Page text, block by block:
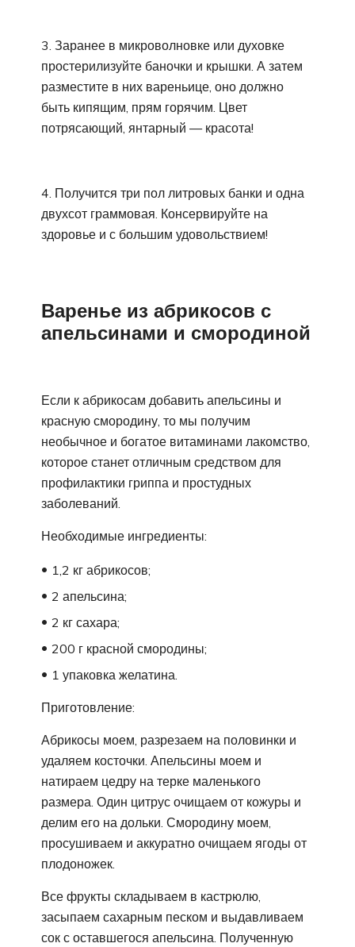
3. Заранее в микроволновке или духовке
простерилизуйте баночки и крышки. А затем
разместите в них вареньице, оно должно
быть кипящим, прям горячим. Цвет
потрясающий, янтарный — красота!
4. Получится три пол литровых банки и одна
двухсот граммовая. Консервируйте на
здоровье и с большим удовольствием!
Варенье из абрикосов с
апельсинами и смородиной
Если к абрикосам добавить апельсины и
красную смородину, то мы получим
необычное и богатое витаминами лакомство,
которое станет отличным средством для
профилактики гриппа и простудных
заболеваний.
Необходимые ингредиенты:
1,2 кг абрикосов;
2 апельсина;
2 кг сахара;
200 г красной смородины;
1 упаковка желатина.
Приготовление:
Абрикосы моем, разрезаем на половинки и
удаляем косточки. Апельсины моем и
натираем цедру на терке маленького
размера. Один цитрус очищаем от кожуры и
делим его на дольки. Смородину моем,
просушиваем и аккуратно очищаем ягоды от
плодоножек.
Все фрукты складываем в кастрюлю,
засыпаем сахарным песком и выдавливаем
сок с оставшегося апельсина. Полученную